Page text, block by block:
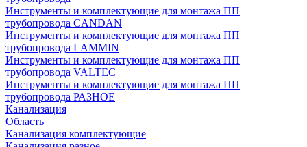
Инструменты и комплектующие для монтажа ПП
трубопровода CANDAN
Инструменты и комплектующие для монтажа ПП
трубопровода LAMMIN
Инструменты и комплектующие для монтажа ПП
трубопровода VALTEC
Инструменты и комплектующие для монтажа ПП
трубопровода РАЗНОЕ
Канализация
Область
Канализация комплектующие